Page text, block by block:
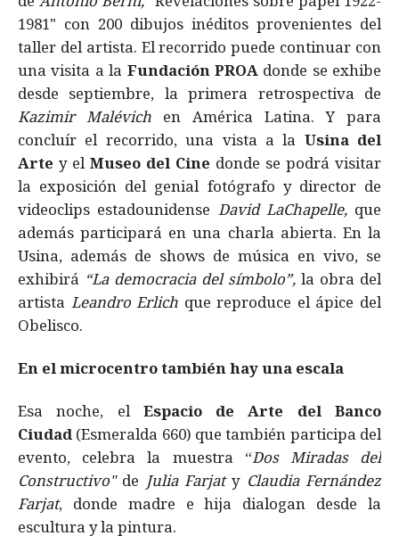
1981" con 200 dibujos inéditos provenientes del
taller del artista. El recorrido puede continuar con
una visita a la Fundación PROAdonde se exhibe
desde septiembre, la primera retrospectiva de
Kazimir Malévich en América Latina. Y para
concluír el recorrido, una vista a la Usina del
Arte y el Museo del Cine donde se podrá visitar
la exposición del genial fotógrafo y director de
videoclips estadounidense David LaChapelle,que
además participará en una charla abierta. En la
Usina, además de shows de música en vivo, se
exhibirá “La democracia del símbolo”, la obra del
artista Leandro Erlich que reproduce el ápice del
Obelisco.
En el microcentro también hay una escala
Esa noche, elEspacio de Arte del Banco
Ciudad (Esmeralda 660) que también participa del
evento, celebra la muestra “Dos Miradas del
Constructivo"de Julia FarjatyClaudia Fernández
Farjat, donde madre e hija dialogan desde la
escultura y la pintura.